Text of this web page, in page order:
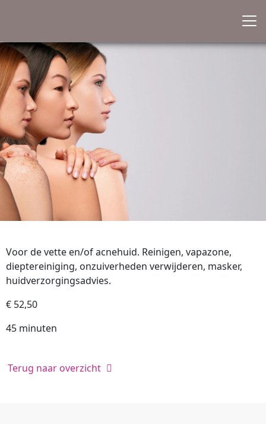
Voor de vette en/of acnehuid. Reinigen, vapazone,
dieptereiniging, onzuiverheden verwijderen, masker,
huidverzorgingsadvies.
€ 52,50
45 minuten
Terug naar overzicht